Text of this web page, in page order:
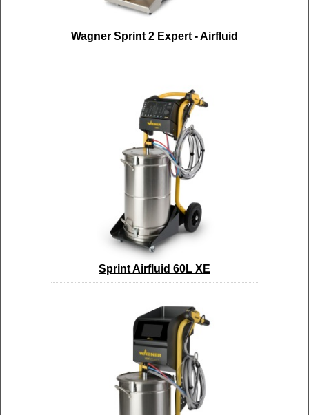
Wagner Sprint 2 Expert - Airfluid
Sprint Airfluid 60L XE